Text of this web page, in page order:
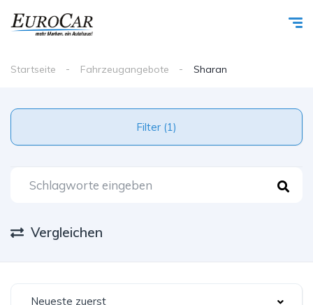
Startseite Fahrzeugangebote Sharan
Filter (1)
Vergleichen
Neueste zuerst